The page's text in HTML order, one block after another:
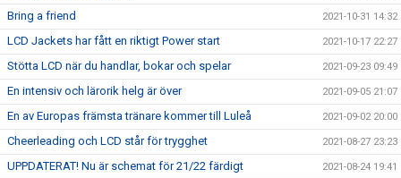
Bring a friend 2021-10-31 14:32
LCD Jackets har fått en riktigt Power start 2021-10-17 22:27
Stötta LCD när du handlar, bokar och spelar 2021-09-23 09:49
En intensiv och lärorik helg är över 2021-09-05 21:07
En av Europas främsta tränare kommer till Luleå 2021-09-02 20:00
Cheerleading och LCD står för trygghet 2021-08-27 23:23
UPPDATERAT! Nu är schemat för 21/22 färdigt 2021-08-24 19:41